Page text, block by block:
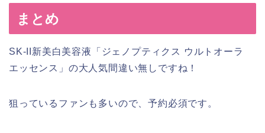
まとめ
SK-II新美白美容液「ジェノプティクス ウルトオーラ
エッセンス」の大人気間違い無しですね！
狙っているファンも多いので、予約必須です。